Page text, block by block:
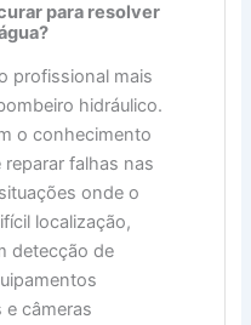
para resolver
profissional mais
hidráulico.
o conhecimento
falhas nas
onde o
localização,
detecção de
câmeras